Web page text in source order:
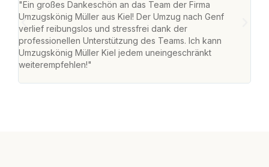
"Ein großes Dankeschön an das Team der Firma
Umzugskönig Müller aus Kiel! Der Umzug nach Genf
verlief reibungslos und stressfrei dank der
professionellen Unterstützung des Teams. Ich kann
Umzugskönig Müller Kiel jedem uneingeschränkt
weiterempfehlen!"